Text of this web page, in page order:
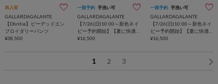
再入荷
GALLARDAGALANTE
【Dhritie】ビーデッドエン
ブロイダリーパンツ
¥38,500
一部予約 手洗い可
GALLARDAGALANTE
【7/26(日)10:00～新色ネイ
ビー予約開始】【夏に快適
な一枚着】バックスリット
¥16,500
一部予約 手洗い可
GALLARDAGALANTE
【7/26(日)10:00～新色ネイ
ビー予約開始】【夏に快適
な一枚着】バックスリット
¥16,500
1 2 3